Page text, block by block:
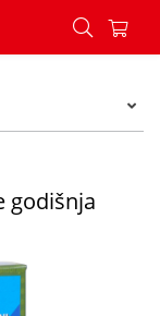
godišnja doba -
godišnja